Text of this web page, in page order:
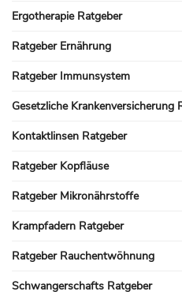
Ergotherapie Ratgeber
Ratgeber Ernährung
Ratgeber Immunsystem
Gesetzliche Krankenversicherung
Kontaktlinsen Ratgeber
Ratgeber Kopfläuse
Ratgeber Mikronährstoffe
Krampfadern Ratgeber
Ratgeber Rauchentwöhnung
Schwangerschafts Ratgeber